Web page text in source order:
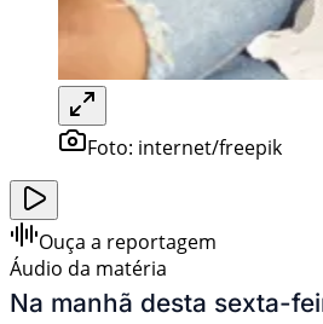
Foto: internet/freepik
Ouça a reportagem
Áudio da matéria
Na manhã desta sexta-